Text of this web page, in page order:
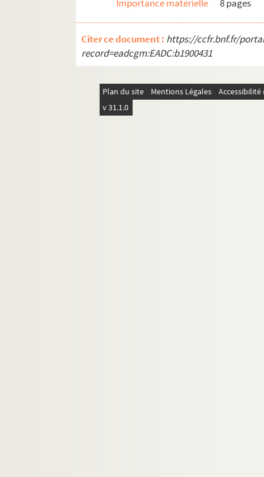
Importance matérielle 8 pages
Citer ce document : https://ccfr.bnf.fr/
record=eadcgm:EADC:b1900431
Plan du site Mentions Légales
v 31.1.0